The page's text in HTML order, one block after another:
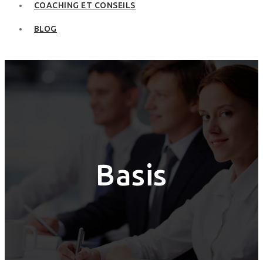
COACHING ET CONSEILS
BLOG
Basis